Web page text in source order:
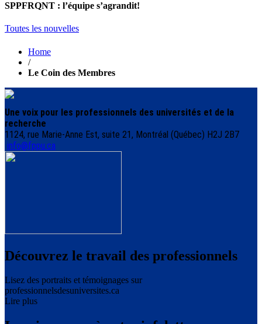
SPPFRQNT : l’équipe s’agrandit!
Toutes les nouvelles
Home
/
Le Coin des Membres
Une voix pour les professionnels des universités et de la
recherche
1124, rue Marie-Anne Est, suite 21, Montréal (Québec) H2J 2B7
info@fppu.ca
Découvrez le travail des professionnels
Lisez des portraits et témoignages sur
professionnelsdesuniversites.ca
Lire plus